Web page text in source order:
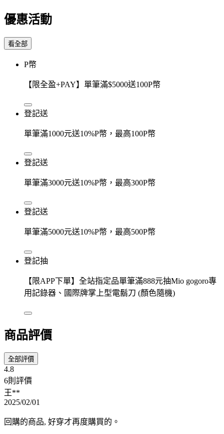
優惠活動
看全部
P幣
【限全盈+PAY】單筆滿$5000送100P幣
登記送
單筆滿1000元送10%P幣，最高100P幣
登記送
單筆滿3000元送10%P幣，最高300P幣
登記送
單筆滿5000元送10%P幣，最高500P幣
登記抽
【限APP下單】全站指定品單筆滿888元抽Mio gogoro專
用記錄器、國際牌掌上型電鬍刀 (顏色隨機)
商品評價
全部評價
4.8
6則評價
王**
2025/02/01
回購的商品, 好穿才再度購買的。